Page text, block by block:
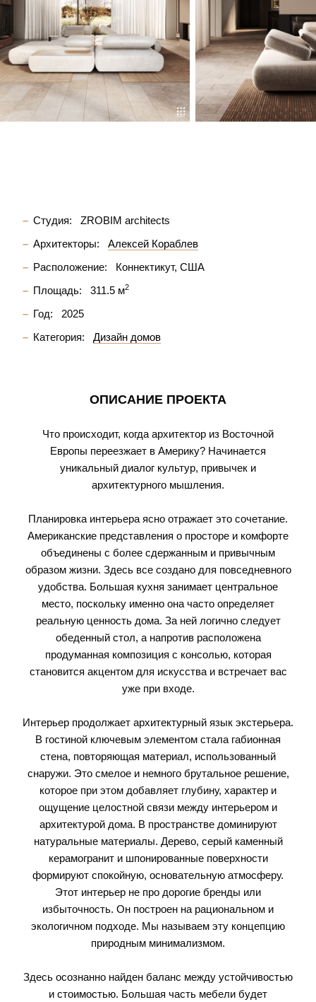
Студия:
ZROBIM architects
Архитекторы:
Алексей Кораблев
Расположение:
Коннектикут, США
Площадь:
311.5 м2
Год:
2025
Категория:
Дизайн домов
ОПИСАНИЕ ПРОЕКТА
Что происходит, когда архитектор из Восточной
Европы переезжает в Америку? Начинается
уникальный диалог культур, привычек и
архитектурного мышления.
Планировка интерьера ясно отражает это сочетание.
Американские представления о просторе и комфорте
объединены с более сдержанным и привычным
образом жизни. Здесь все создано для повседневного
удобства. Большая кухня занимает центральное
место, поскольку именно она часто определяет
реальную ценность дома. За ней логично следует
обеденный стол, а напротив расположена
продуманная композиция с консолью, которая
становится акцентом для искусства и встречает вас
уже при входе.
Интерьер продолжает архитектурный язык экстерьера.
В гостиной ключевым элементом стала габионная
стена, повторяющая материал, использованный
снаружи. Это смелое и немного брутальное решение,
которое при этом добавляет глубину, характер и
ощущение целостной связи между интерьером и
архитектурой дома. В пространстве доминируют
натуральные материалы. Дерево, серый каменный
керамогранит и шпонированные поверхности
формируют спокойную, основательную атмосферу.
Этот интерьер не про дорогие бренды или
избыточность. Он построен на рациональном и
экологичном подходе. Мы называем эту концепцию
природным минимализмом.
Здесь осознанно найден баланс между устойчивостью
и стоимостью. Большая часть мебели будет